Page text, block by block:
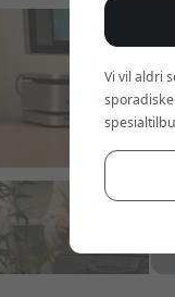
Vi vil aldri